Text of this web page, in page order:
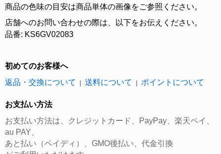
商品の色味の目安は商品単体の画像をご参照ください。
店舗へのお問い合わせの際は、以下をお伝えください。
品番: KS6GV02083
初めてのお客様へ
返品・交換について
｜ 送料について ｜ ポイントについて
お支払い方法
お支払い方法は、クレジットカード、PayPay、楽天ペイ、
au PAY、
あと払い（ペイディ）、GMO後払い、代金引換